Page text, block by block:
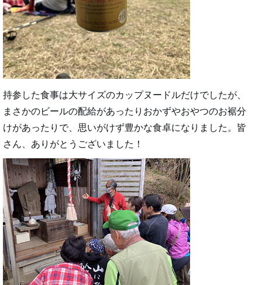
持参した食事は大サイズのカップヌードルだけでしたが、
まさかのビールの配給があったりおかずやおやつのお裾分
けがあったりで、思いがけず豊かな食卓になりました。皆
さん、ありがとうございました！